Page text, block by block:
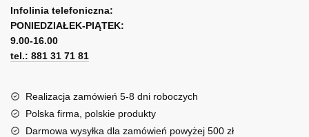
znakiem
Polski
Walczącej
l
t
e
r
a
t
i
Infolinia telefoniczna:
PONIEDZIAŁEK-PIĄTEK:
9.00-16.00
tel.: 881 31 71 81
Realizacja zamówień 5-8 dni roboczych
Polska firma, polskie produkty
Darmowa wysyłka dla zamówień powyżej 500 zł